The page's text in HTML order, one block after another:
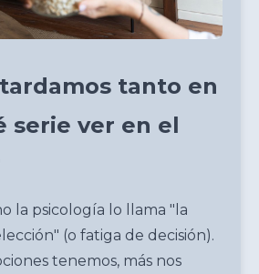
tanto en
serie ver en el
la psicología lo llama "la
(o fatiga de decisión).
tenemos, más nos